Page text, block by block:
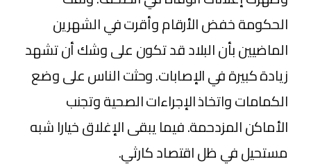
الحكومة خفض الأرقام وأقرت في الشهرين
الماضيين بأن البلاد قد تكون على وشك أن تشهد
زيادة كبيرة في الإصابات. وحثت الناس على وضع
الكمامات واتخاذ الإجراءات الصحية وتجنب
الأماكن المزدحمة. فيما يبقى الإغلاق خيارا شبه
مستحيل في ظل اقتصاد كارثي.